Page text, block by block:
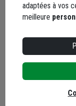
Facebook
adaptées à vos
meilleure